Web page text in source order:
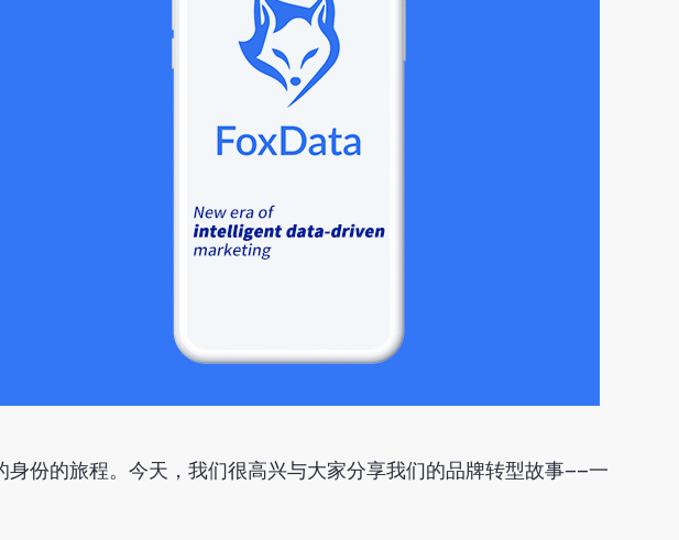
份的旅程。今天，我们很高兴与大家分享我们的品牌转型故事——一